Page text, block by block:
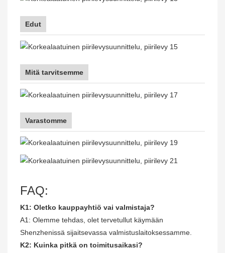
Edut
Mitä tarvitsemme
Varastomme
FAQ:
K1: Oletko kauppayhtiö vai valmistaja?
A1: Olemme tehdas, olet tervetullut käymään
Shenzhenissä sijaitsevassa valmistuslaitoksessamme.
K2: Kuinka pitkä on toimitusaikasi?